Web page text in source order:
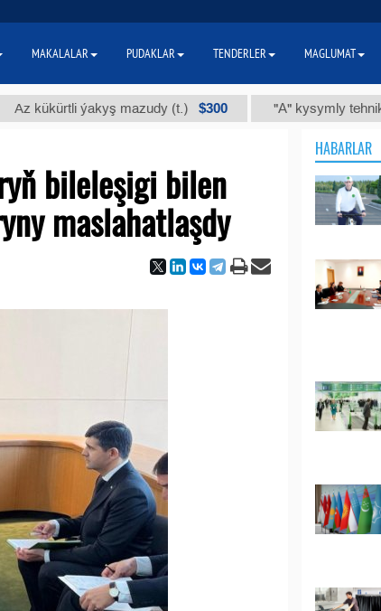
ýakyş mazudy (t.) $300 "А" kysymly tehniki ýody
bileleşigi bilen
maslahatlaşdy
HABARLAR
MAKALALAR PUDAKLAR TENDERLER MAGLUMAT